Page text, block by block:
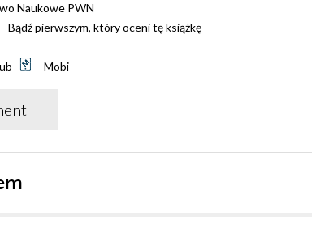
Naukowe PWN
Bądź pierwszym, który oceni tę książkę
Mobi